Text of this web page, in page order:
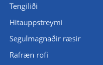
Tengiliði
Hitauppstreymi
Segulmagnaðir ræsir
Rafræn rofi